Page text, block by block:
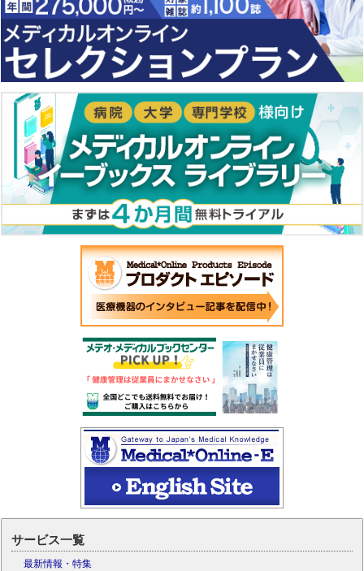
サービス一覧
最新情報・特集